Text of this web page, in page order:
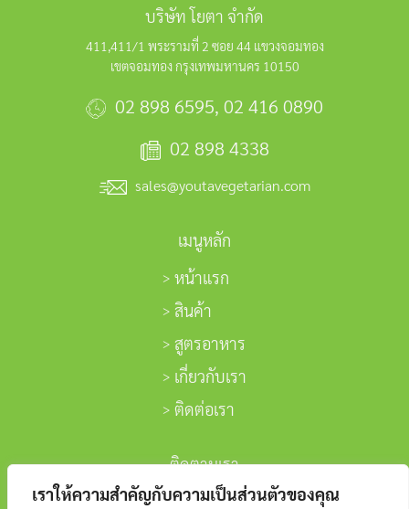
เราให้ความสำคัญกับความเป็นส่วนตัวของคุณ
บริษัท โยตา จำกัด
411,411/1 พระรามที่ 2 ซอย 44 แขวงจอมทอง
เขตจอมทอง กรุงเทพมหานคร 10150
02 898 6595, 02 416 0890
02 898 4338
sales@youtavegetarian.com
เมนูหลัก
หน้าแรก
สินค้า
สูตรอาหาร
เกี่ยวกับเรา
ติดต่อเรา
ติดตามเรา